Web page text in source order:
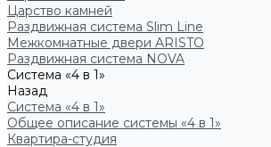
Царство камней
Раздвижная система Slim Line
Межкомнатные двери ARISTO
Раздвижная система NOVA
Система «4 в 1»
Назад
Система «4 в 1»
Общее описание системы «4 в 1»
Квартира-студия